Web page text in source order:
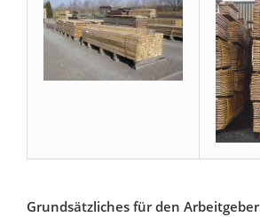
Grundsätzliches für den Arbeitgeber